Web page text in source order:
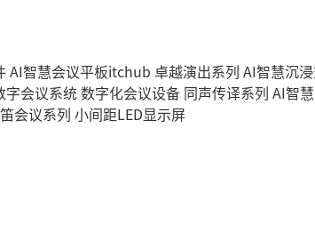
AI智慧会议平板itchub 卓越演出系列 AI智慧沉
字会议系统数字化会议设备 同声传译系列 AI智
会议系列 小间距LED显示屏